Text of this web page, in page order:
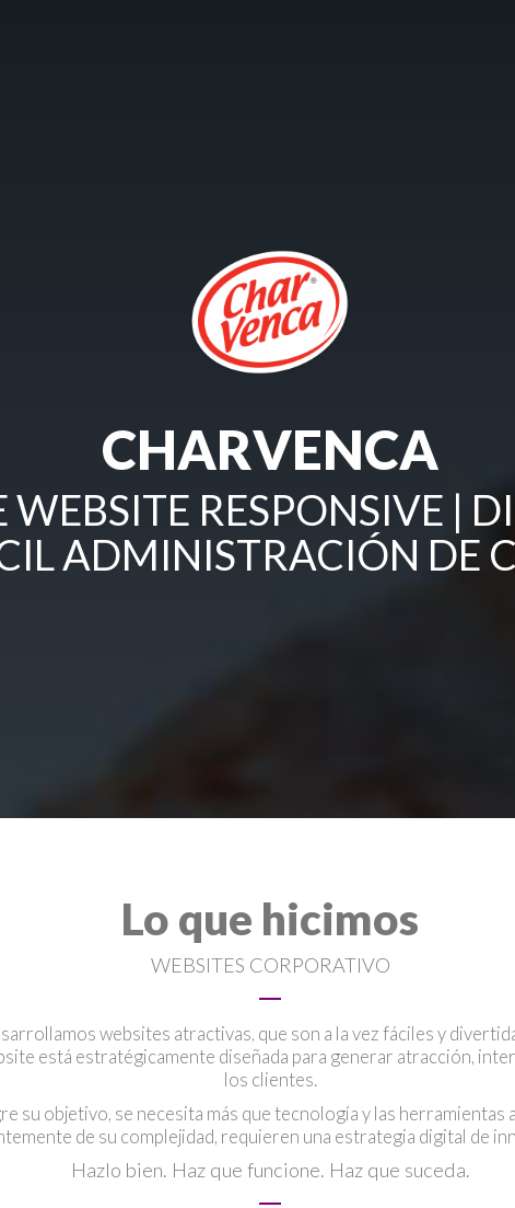
CHARVENCA
WEBSITE RESPONSIVE |
ADMINISTRACIÓN DE
Lo que hicimos
WEBSITES CORPORATIVO
websites atractivas, que son a la vez fáciles y
está estratégicamente diseñada para generar atracción,
los clientes.
su objetivo, se necesita más que tecnología y las herramientas
de su complejidad, requieren una estrategia digital de
Hazlo bien. Haz que funcione. Haz que suceda.